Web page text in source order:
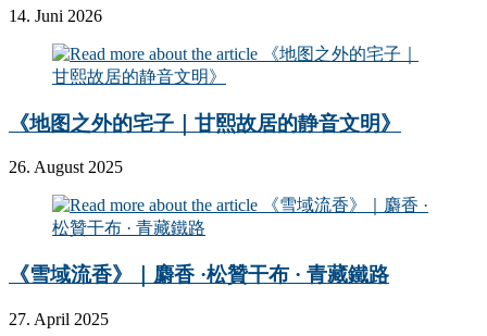
14. Juni 2026
《地图之外的宅子｜甘熙故居的静音文明》
26. August 2025
《雪域流香》｜麝香 ·松贊干布 · 青藏鐵路
27. April 2025